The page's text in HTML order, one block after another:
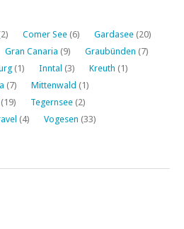
Comer See (6) Gardasee (20)
Gran Canaria (9) Graubünden (7)
(1) Inntal (3) Kreuth (1)
(7) Mittenwald (1)
(19) Tegernsee (2)
(4) Vogesen (33)